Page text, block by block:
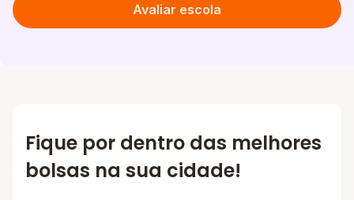
Avaliar escola
Fique por dentro das melhores
bolsas na sua cidade!